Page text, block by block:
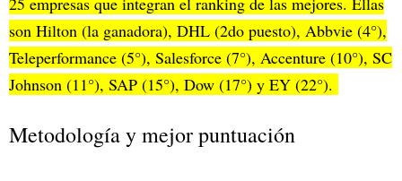
son Hilton (la ganadora), DHL (2do puesto), Abbvie (4°),
Teleperformance (5°), Salesforce (7°), Accenture (10°), SC
Johnson (11°), SAP (15°), Dow (17°) y EY (22°).
Metodología y mejor puntuación